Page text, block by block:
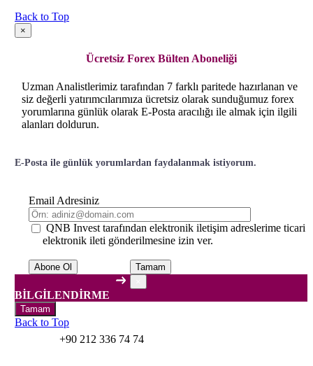
Back to Top
×
Ücretsiz Forex Bülten Aboneliği
Uzman Analistlerimiz tarafından 7 farklı paritede hazırlanan ve
siz değerli yatırımcılarımıza ücretsiz olarak sunduğumuz forex
yorumlarına günlük olarak E-Posta aracılığı ile almak için ilgili
alanları doldurun.
E-Posta ile günlük yorumlardan faydalanmak istiyorum.
Email Adresiniz
QNB Invest tarafından elektronik iletişim adreslerime ticari
elektronik ileti gönderilmesine izin ver.
Tamam
BİLGİLENDİRME
Tamam
Back to Top
+90 212 336 74 74